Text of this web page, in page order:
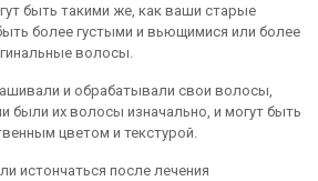
быть такими же, как ваши старые
более густыми и вьющимися или более
волосы.
и обрабатывали свои волосы,
были их волосы изначально, и могут быть
цветом и текстурой.
истончаться после лечения